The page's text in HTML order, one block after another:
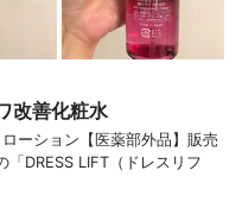
改善化粧水
ーション【医薬部外品】販売
DRESS LIFT（ドレスリフ